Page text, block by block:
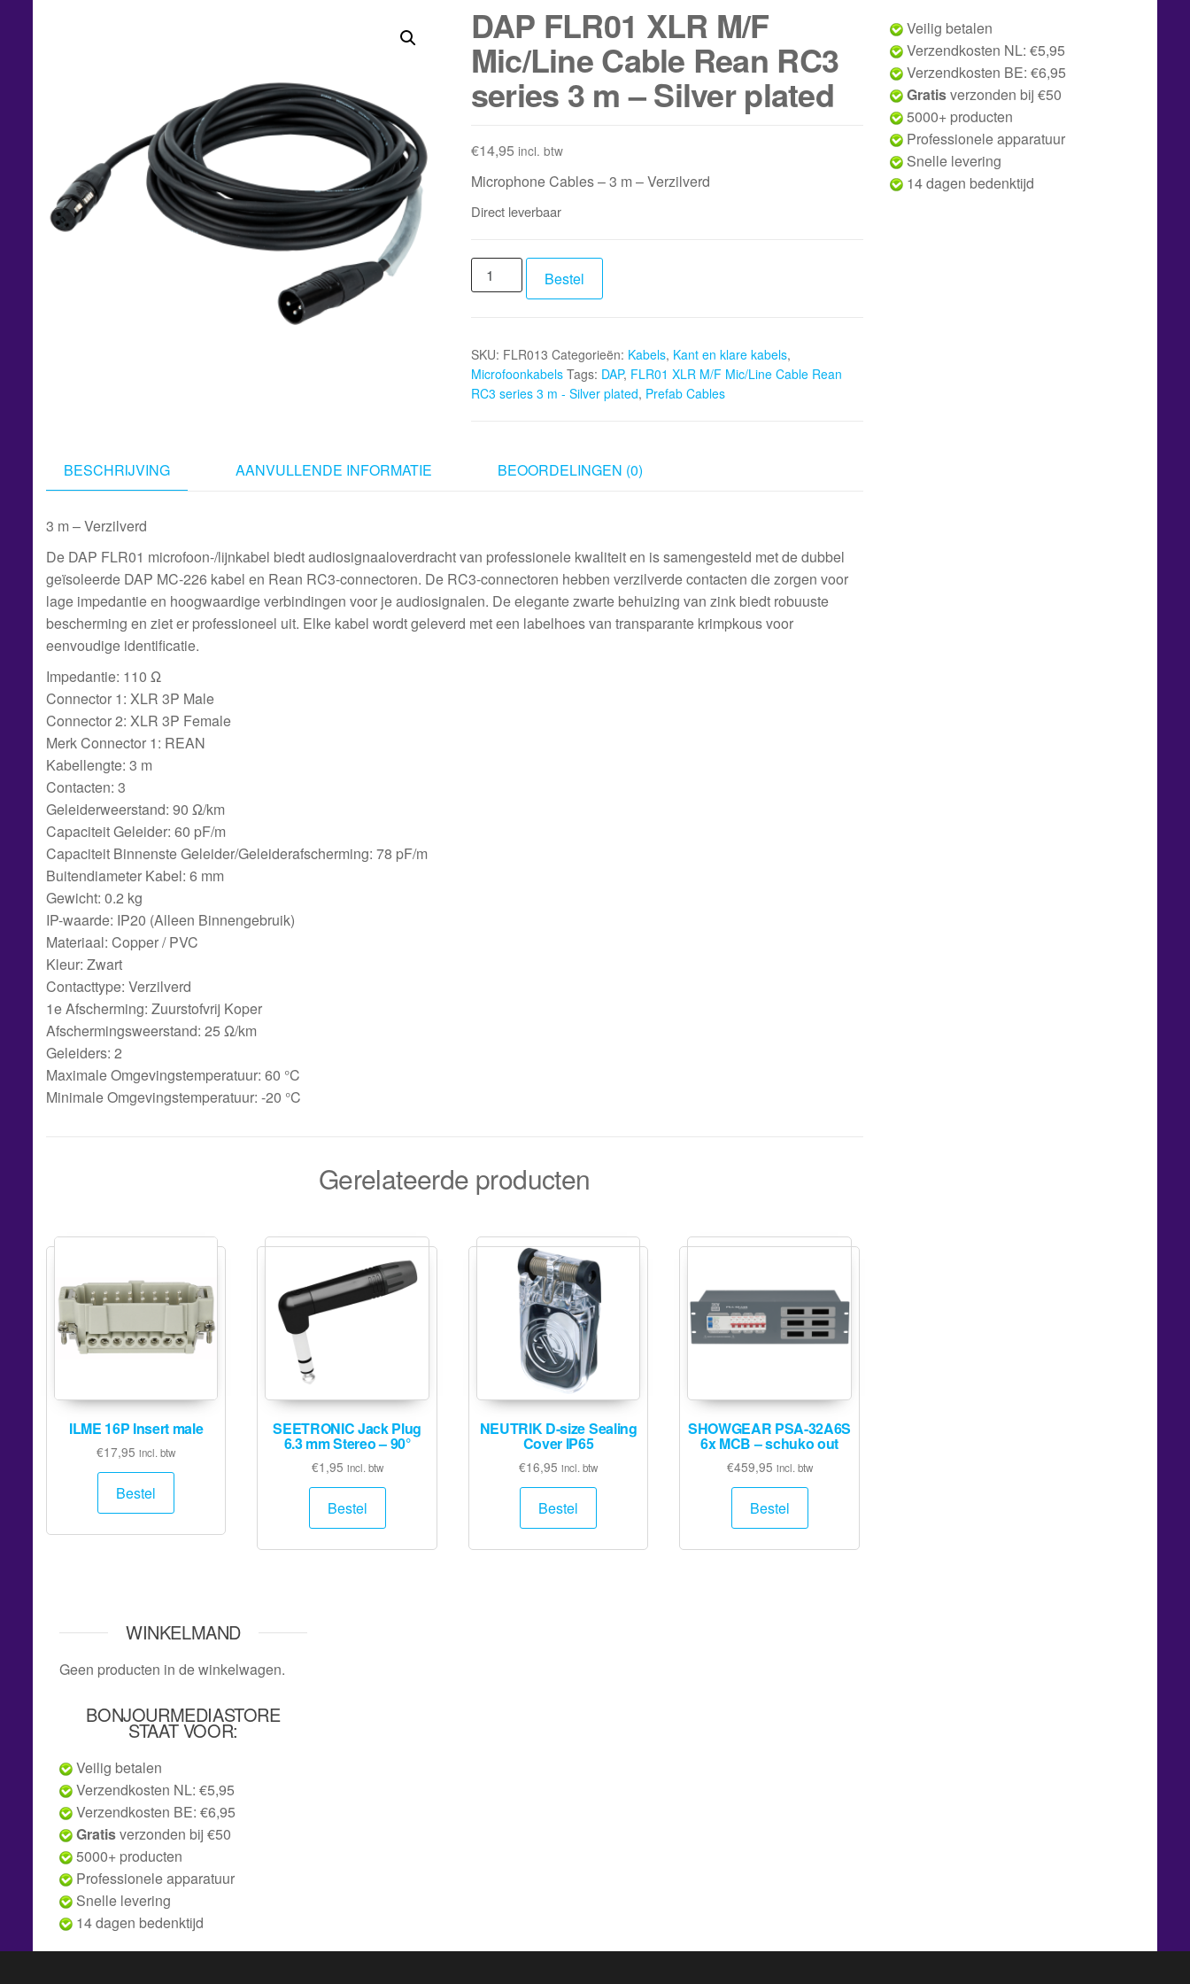
DAP FLR01 XLR M/F
Mic/Line Cable Rean RC3
series 3 m – Silver plated
€14,95 incl. btw
Microphone Cables – 3 m – Verzilverd
Direct leverbaar
DAP
FLR01
Mic/Line
Cable
Rean
plated
aantal
Bestel
SKU: FLR013 Categorieën: Kabels, Kant en klare kabels,
Microfoonkabels Tags: DAP, FLR01 XLR M/F Mic/Line Cable Rean
RC3 series 3 m - Silver plated, Prefab Cables
BESCHRIJVING AANVULLENDE INFORMATIE BEOORDELINGEN (0)
3 m – Verzilverd
De DAP FLR01 microfoon-/lijnkabel biedt audiosignaaloverdracht van professionele kwaliteit en is samengesteld met de dubbel
geïsoleerde DAP MC-226 kabel en Rean RC3-connectoren. De RC3-connectoren hebben verzilverde contacten die zorgen voor
lage impedantie en hoogwaardige verbindingen voor je audiosignalen. De elegante zwarte behuizing van zink biedt robuuste
bescherming en ziet er professioneel uit. Elke kabel wordt geleverd met een labelhoes van transparante krimpkous voor
eenvoudige identificatie.
Impedantie: 110 Ω
Connector 1: XLR 3P Male
Connector 2: XLR 3P Female
Merk Connector 1: REAN
Kabellengte: 3 m
Contacten: 3
Geleiderweerstand: 90 Ω/km
Capaciteit Geleider: 60 pF/m
Capaciteit Binnenste Geleider/Geleiderafscherming: 78 pF/m
Buitendiameter Kabel: 6 mm
Gewicht: 0.2 kg
IP-waarde: IP20 (Alleen Binnengebruik)
Materiaal: Copper / PVC
Kleur: Zwart
Contacttype: Verzilverd
1e Afscherming: Zuurstofvrij Koper
Afschermingsweerstand: 25 Ω/km
Geleiders: 2
Maximale Omgevingstemperatuur: 60 °C
Minimale Omgevingstemperatuur: -20 °C
Gerelateerde producten
ILME 16P Insert male
€17,95 incl. btw
Bestel
SEETRONIC Jack Plug
6.3 mm Stereo – 90°
€1,95 incl. btw
Bestel
NEUTRIK D-size Sealing
Cover IP65
€16,95 incl. btw
Bestel
SHOWGEAR PSA-32A6S
6x MCB – schuko out
€459,95 incl. btw
Bestel
Veilig betalen
Verzendkosten NL: €5,95
Verzendkosten BE: €6,95
Gratisverzonden bij €50
5000+ producten
Professionele apparatuur
Snelle levering
14 dagen bedenktijd
WINKELMAND
Geen producten in de winkelwagen.
BONJOURMEDIASTORE
STAAT VOOR:
Veilig betalen
Verzendkosten NL: €5,95
Verzendkosten BE: €6,95
Gratisverzonden bij €50
5000+ producten
Professionele apparatuur
Snelle levering
14 dagen bedenktijd